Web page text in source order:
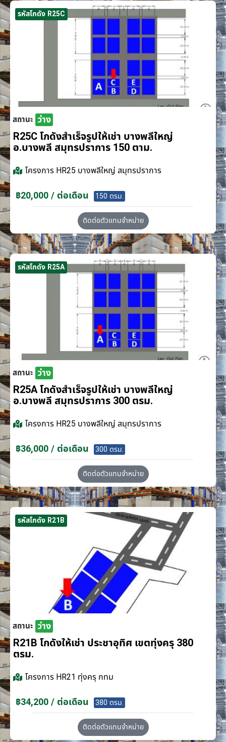
รหัสโกดัง R25C
สถานะ ว่าง
R25C โกดังสำเร็จรูปให้เช่า บางพลีใหญ่
อ.บางพลี สมุทรปราการ 150 ตาม.
โครงการ HR25 บางพลีใหญ่ สมุทรปราการ
฿20,000 / ต่อเดือน 150 ตรม.
ติดต่อตัวแทนจำหน่าย
รหัสโกดัง R25A
สถานะ ว่าง
R25A โกดังสำเร็จรูปให้เช่า บางพลีใหญ่
อ.บางพลี สมุทรปราการ 300 ตรม.
โครงการ HR25 บางพลีใหญ่ สมุทรปราการ
฿36,000 / ต่อเดือน 300 ตรม.
ติดต่อตัวแทนจำหน่าย
รหัสโกดัง R21B
สถานะ ว่าง
R21B โกดังให้เช่า ประชาอุทิศ เขตทุ่งครุ 380
ตรม.
โครงการ HR21 ทุ่งครุ กทม
฿34,200 / ต่อเดือน 380 ตรม.
ติดต่อตัวแทนจำหน่าย